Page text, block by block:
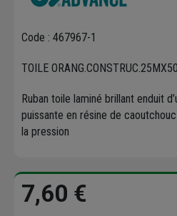
Code : 467967-1
TOILE
Ruban toile laminé brillant enduit
puissante en résine de
la pression
7,60 €